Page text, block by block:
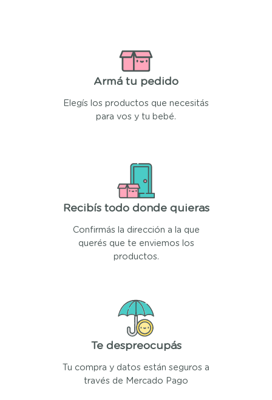
Armá tu pedido
Elegís los productos que necesitás
para vos y tu bebé.
Recibís todo donde quieras
Confirmás la dirección a la que
querés que te enviemos los
productos.
Te despreocupás
Tu compra y datos están seguros a
través de Mercado Pago